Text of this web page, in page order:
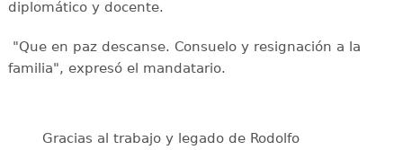
diplomático y docente.
"Que en paz descanse. Consuelo y resignación a la
familia", expresó el mandatario.
Gracias al trabajo y legado de Rodolfo